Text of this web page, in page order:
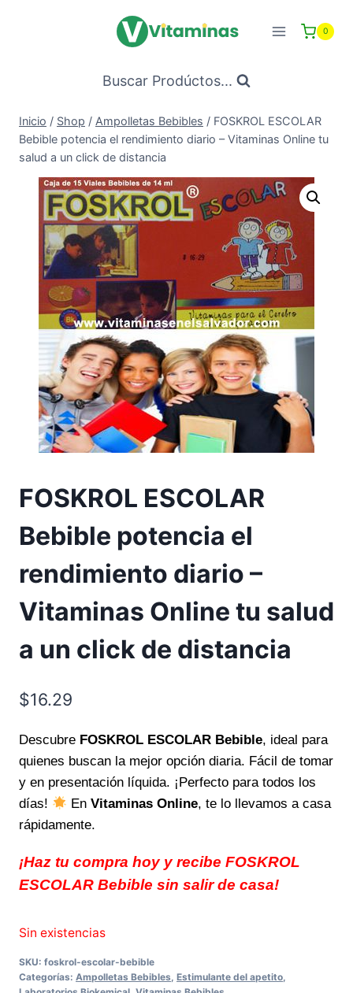
0
Buscar Prodúctos...
Inicio / Shop / Ampolletas Bebibles / FOSKROL ESCOLAR
Bebible potencia el rendimiento diario – Vitaminas Online tu
salud a un click de distancia
FOSKROL ESCOLAR
Bebible potencia el
rendimiento diario –
Vitaminas Online tu salud
a un click de distancia
$16.29
Descubre FOSKROL ESCOLAR Bebible, ideal para
quienes buscan la mejor opción diaria. Fácil de tomar
y en presentación líquida. ¡Perfecto para todos los
días!
EnVitaminas Online, te lo llevamos a casa
rápidamente.
¡Haz tu compra hoy y recibe FOSKROL
ESCOLAR Bebible sin salir de casa!
Sin existencias
SKU: foskrol-escolar-bebible
Categorías: Ampolletas Bebibles, Estimulante del apetito,